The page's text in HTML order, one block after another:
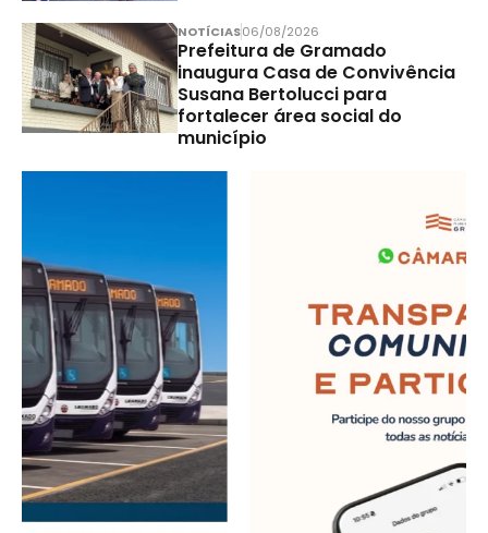
NOTÍCIAS06/08/2026
Prefeitura de Gramado
inaugura Casa de Convivência
Susana Bertolucci para
fortalecer área social do
município